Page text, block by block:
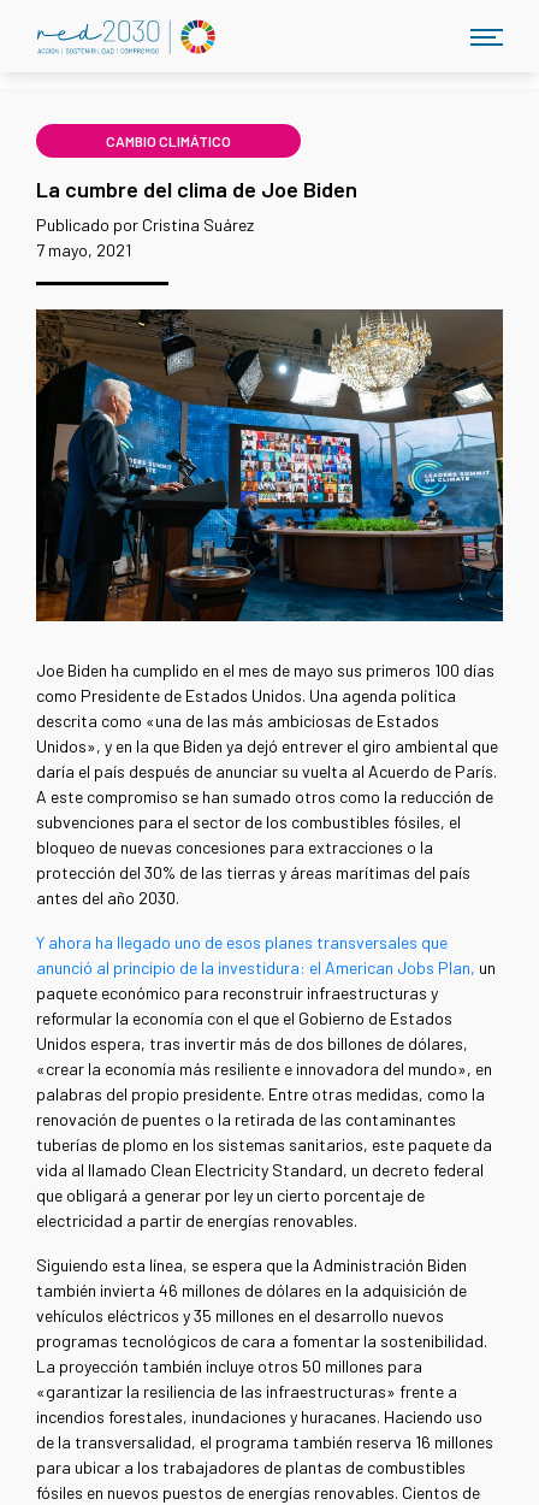
CAMBIO CLIMÁTICO
La cumbre del clima de Joe Biden
Publicado por Cristina Suárez
7 mayo, 2021
Joe Biden ha cumplido en el mes de mayo sus primeros 100 días
como Presidente de Estados Unidos. Una agenda política
descrita como «una de las más ambiciosas de Estados
Unidos», y en la que Biden ya dejó entrever el giro ambiental que
daría el país después de anunciar su vuelta al Acuerdo de París.
A este compromiso se han sumado otros como la reducción de
subvenciones para el sector de los combustibles fósiles, el
bloqueo de nuevas concesiones para extracciones o la
protección del 30% de las tierras y áreas marítimas del país
antes del año 2030.
Y ahora ha llegado uno de esos planes transversales que
anunció al principio de la investidura: el American Jobs Plan, un
paquete económico para reconstruir infraestructuras y
reformular la economía con el que el Gobierno de Estados
Unidos espera, tras invertir más de dos billones de dólares,
«crear la economía más resiliente e innovadora del mundo», en
palabras del propio presidente. Entre otras medidas, como la
renovación de puentes o la retirada de las contaminantes
tuberías de plomo en los sistemas sanitarios, este paquete da
vida al llamado Clean Electricity Standard, un decreto federal
que obligará a generar por ley un cierto porcentaje de
electricidad a partir de energías renovables.
Siguiendo esta línea, se espera que la Administración Biden
también invierta 46 millones de dólares en la adquisición de
vehículos eléctricos y 35 millones en el desarrollo nuevos
programas tecnológicos de cara a fomentar la sostenibilidad.
La proyección también incluye otros 50 millones para
«garantizar la resiliencia de las infraestructuras» frente a
incendios forestales, inundaciones y huracanes. Haciendo uso
de la transversalidad, el programa también reserva 16 millones
para ubicar a los trabajadores de plantas de combustibles
fósiles en nuevos puestos de energías renovables. Cientos de